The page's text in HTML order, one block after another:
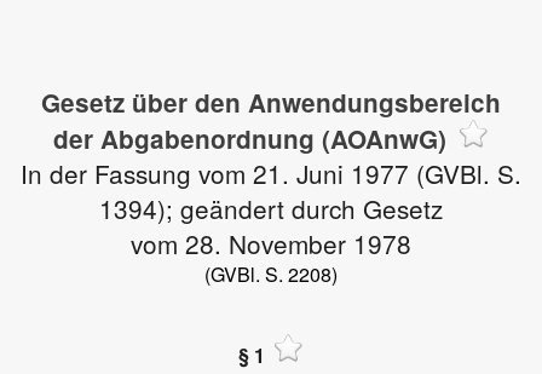
Gesetz über den Anwendungsbereich
der Abgabenordnung (AOAnwG)
In der Fassung vom 21. Juni 1977 (GVBl. S.
1394); geändert durch Gesetz
vom 28. November 1978
(GVBl. S. 2208)
§ 1